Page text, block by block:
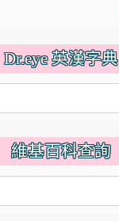
Dr.eye 英漢字典
維基百科查詢